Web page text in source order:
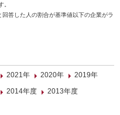
。
答した人の割合が基準値以下の企業がラ
2021年 2020年
2019年
2014年度
2013年度